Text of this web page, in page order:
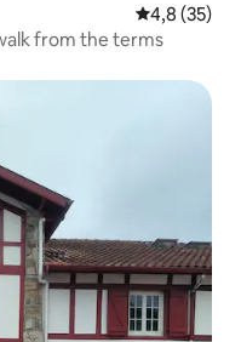
Prosječna
4,8 (35)
from the terms